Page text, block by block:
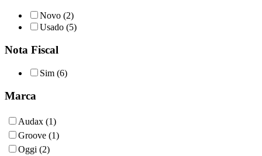
Novo (2)
Usado (5)
Nota Fiscal
Sim (6)
Marca
Audax (1)
Groove (1)
Oggi (2)